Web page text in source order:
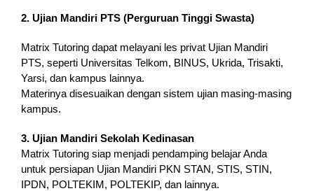
2. Ujian Mandiri PTS (Perguruan Tinggi Swasta)
Matrix Tutoring dapat melayani les privat Ujian Mandiri
PTS, seperti Universitas Telkom, BINUS, Ukrida, Trisakti,
Yarsi, dan kampus lainnya.
Materinya disesuaikan dengan sistem ujian masing-masing
kampus.
3. Ujian Mandiri Sekolah Kedinasan
Matrix Tutoring siap menjadi pendamping belajar Anda
untuk persiapan Ujian Mandiri PKN STAN, STIS, STIN,
IPDN, POLTEKIM, POLTEKIP, dan lainnya.